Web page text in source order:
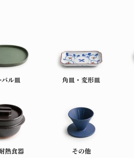
ル皿 角皿・変形皿
熱食器 その他